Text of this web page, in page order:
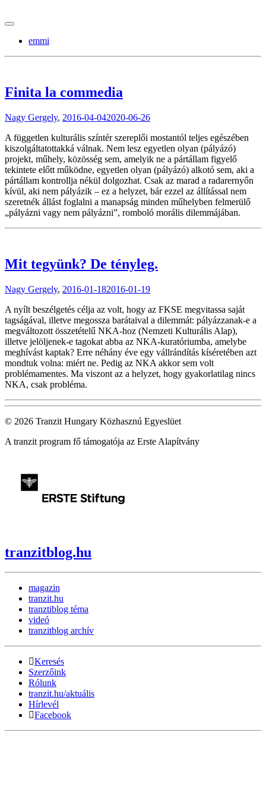
emmi
Finita la commedia
Nagy Gergely, 2016-04-042020-06-26
A független kulturális színtér szereplői mostantól teljes egészében
kiszolgáltatottakká válnak. Nem lesz egyetlen olyan (pályázó)
projekt, műhely, közösség sem, amelyik ne a pártállam figyelő
tekintete előtt működne, egyetlen olyan (pályázó) alkotó sem, aki a
pártállam kontrollja nékül dolgozhat. Csak az marad a radarernyőn
kívül, aki nem pályázik – ez a helyzet, bár ezzel az állítással nem
szeretnék állást foglalni a manapság minden műhelyben felmerülő
„pályázni vagy nem pályázni”, romboló morális dilemmájában.
Mit tegyünk? De tényleg.
Nagy Gergely, 2016-01-182016-01-19
A nyílt beszélgetés célja az volt, hogy az FKSE megvitassa saját
tagságával, illetve megossza barátaival a dilemmát: pályázzanak-e a
megváltozott összetételű NKA-hoz (Nemzeti Kulturális Alap),
illetve jelöljenek-e tagokat abba az NKA-kuratóriumba, amelybe
meghívást kaptak? Erre néhány éve egy vállrándítás kíséretében azt
mondtuk volna: miért ne. Pedig az NKA akkor sem volt
problémamentes. Ma viszont az a helyzet, hogy gyakorlatilag nincs
NKA, csak probléma.
© 2026 Tranzit Hungary Közhasznú Egyeslüet
A tranzit program fő támogatója az Erste Alapítvány
tranzitblog.hu
magazin
tranzit.hu
tranztiblog téma
videó
tranzitblog archív
Keresés
Szerzőink
Rólunk
tranzit.hu/aktuális
Hírlevél
Facebook